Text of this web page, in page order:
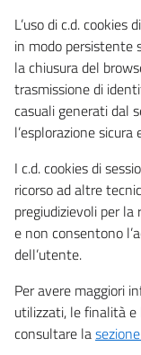
L’uso di c.d.
in modo persistente
la chiusura del
trasmissione di
casuali generati dal
l’esplorazione
I c.d. cookies di
ricorso ad altre
pregiudizievoli per
e non consentono
dell’utente.
Per avere maggiori
utilizzati, le finalità e
consultare la